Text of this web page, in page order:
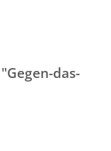
"Gegen-das-